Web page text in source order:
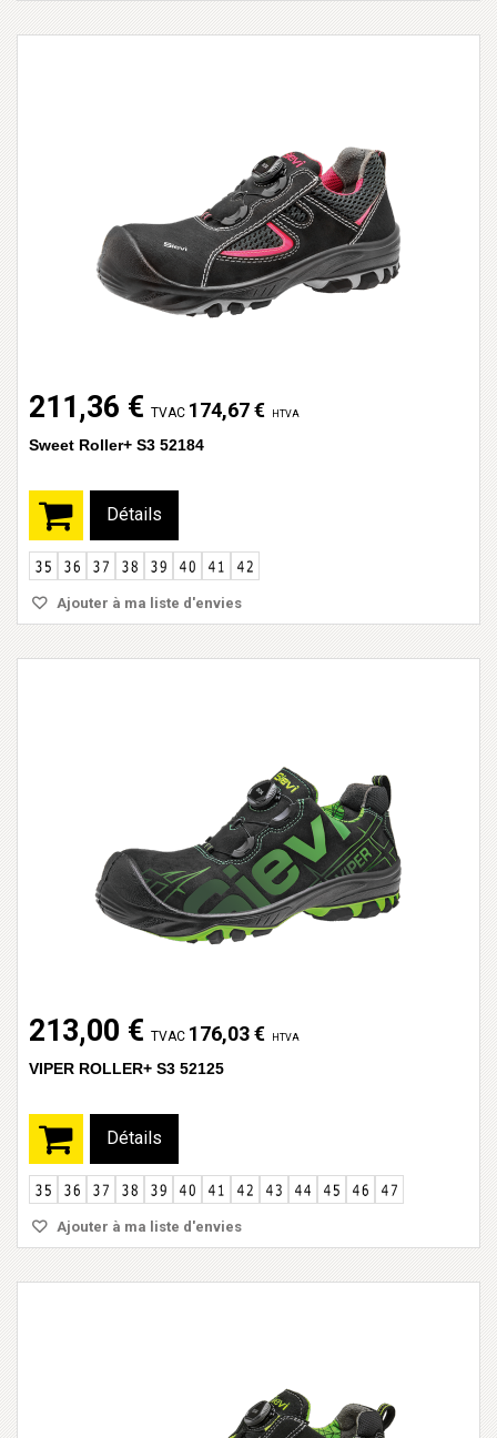
211,36 € TVAC 174,67 € HTVA
Sweet Roller+ S3 52184
Détails
Ajouter à ma liste d'envies
213,00 € TVAC 176,03 € HTVA
VIPER ROLLER+ S3 52125
Détails
Ajouter à ma liste d'envies